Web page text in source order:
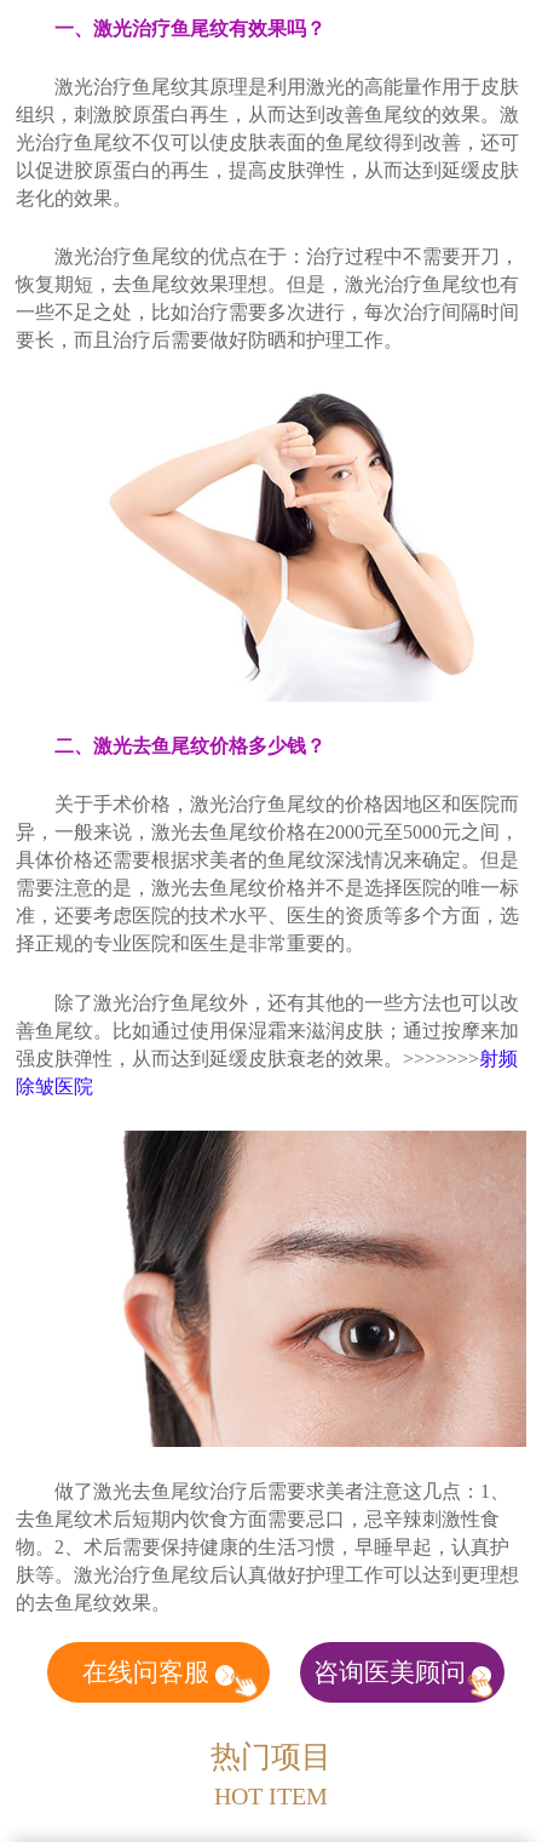
一、激光治疗鱼尾纹有效果吗？
激光治疗鱼尾纹其原理是利用激光的高能量作用于皮肤
组织，刺激胶原蛋白再生，从而达到改善鱼尾纹的效果。激
光治疗鱼尾纹不仅可以使皮肤表面的鱼尾纹得到改善，还可
以促进胶原蛋白的再生，提高皮肤弹性，从而达到延缓皮肤
老化的效果。
激光治疗鱼尾纹的优点在于：治疗过程中不需要开刀，
恢复期短，去鱼尾纹效果理想。但是，激光治疗鱼尾纹也有
一些不足之处，比如治疗需要多次进行，每次治疗间隔时间
要长，而且治疗后需要做好防晒和护理工作。
二、激光去鱼尾纹价格多少钱？
关于手术价格，激光治疗鱼尾纹的价格因地区和医院而
异，一般来说，激光去鱼尾纹价格在2000元至5000元之间，
具体价格还需要根据求美者的鱼尾纹深浅情况来确定。但是
需要注意的是，激光去鱼尾纹价格并不是选择医院的唯一标
准，还要考虑医院的技术水平、医生的资质等多个方面，选
择正规的专业医院和医生是非常重要的。
除了激光治疗鱼尾纹外，还有其他的一些方法也可以改
善鱼尾纹。比如通过使用保湿霜来滋润皮肤；通过按摩来加
强皮肤弹性，从而达到延缓皮肤衰老的效果。>>>>>>>射频
除皱医院
做了激光去鱼尾纹治疗后需要求美者注意这几点：1、
去鱼尾纹术后短期内饮食方面需要忌口，忌辛辣刺激性食
物。2、术后需要保持健康的生活习惯，早睡早起，认真护
肤等。激光治疗鱼尾纹后认真做好护理工作可以达到更理想
的去鱼尾纹效果。
在线问客服 咨询医美顾问
热门项目
HOT ITEM